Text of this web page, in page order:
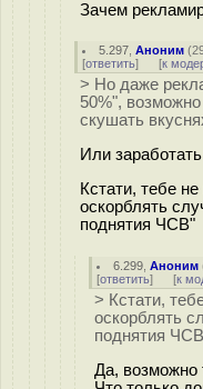
Зачем
5.297 ,Аноним (
[ответить] [к
> Но даже
50%",
скушать
Или
Кстати, тебе
оскорблять
поднятия ЧСВ"
6.299 ,Аноним
[ответить] [к
> Кстати,
оскорблять
поднятия
Да, возможно